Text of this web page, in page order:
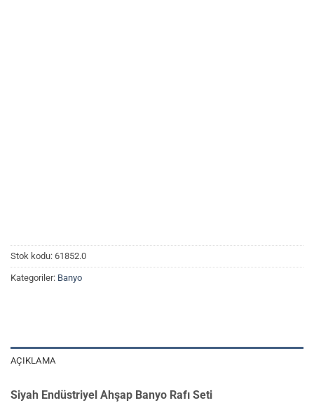
Stok kodu: 61852.0
Kategoriler: Banyo
AÇIKLAMA
Siyah Endüstriyel Ahşap Banyo Rafı Seti